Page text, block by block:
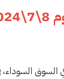
في السوق